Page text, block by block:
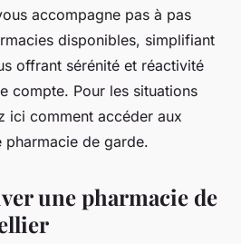
accompagne pas à pas
disponibles, simplifiant
offrant sérénité et réactivité
compte. Pour les situations
ici comment accéder aux
pharmacie de garde.
une pharmacie de